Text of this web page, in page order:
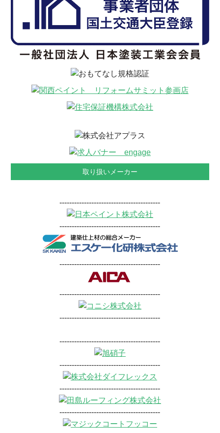
取り扱いメーカー
-----------------------------------------
-----------------------------------------
-----------------------------------------
-----------------------------------------
-----------------------------------------
-----------------------------------------
-----------------------------------------
-----------------------------------------
-----------------------------------------